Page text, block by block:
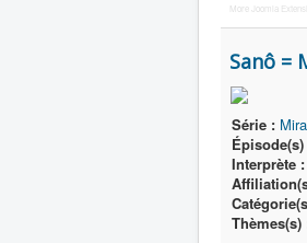
More Joomla
Sanô =
Série :
Interprète :
Thèmes(s)